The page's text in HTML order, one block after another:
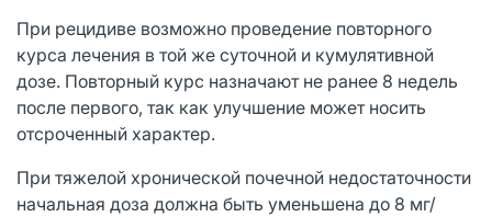
При рецидиве возможно проведение повторного
курса лечения в той же суточной и кумулятивной
дозе. Повторный курс назначают не ранее 8 недель
после первого, так как улучшение может носить
отсроченный характер.
При тяжелой хронической почечной недостаточности
начальная доза должна быть уменьшена до 8 мг/